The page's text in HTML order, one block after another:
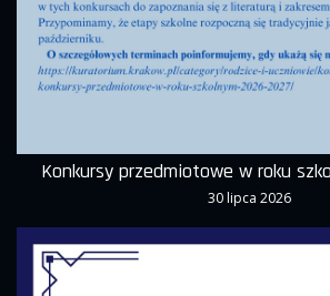
Konkursy przedmiotowe w roku
30 lipca 2026